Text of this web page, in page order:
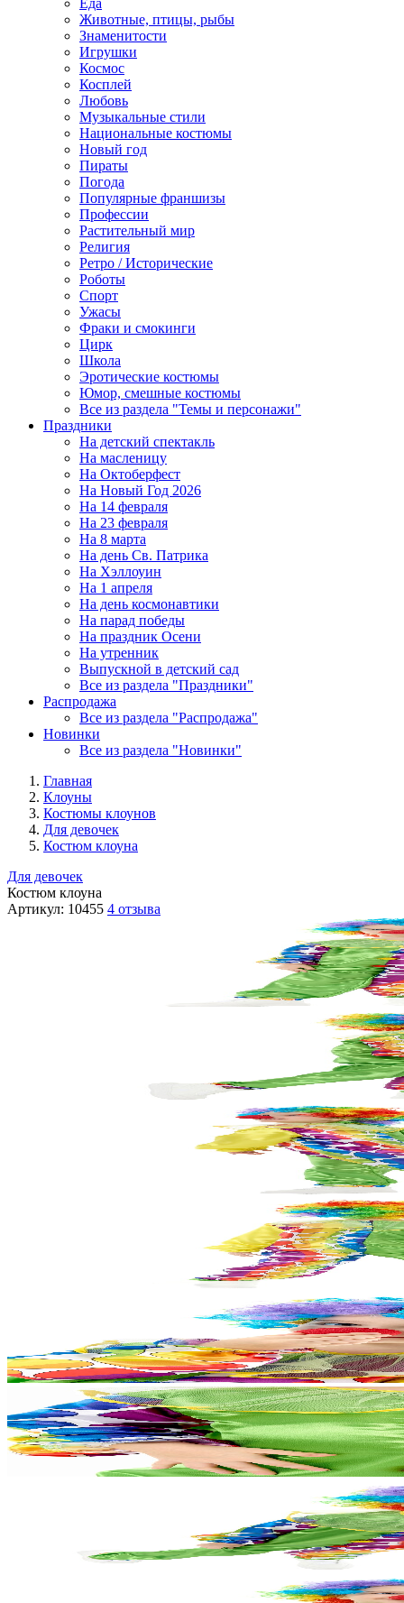
Еда
Животные, птицы, рыбы
Знаменитости
Игрушки
Космос
Косплей
Любовь
Музыкальные стили
Национальные костюмы
Новый год
Пираты
Погода
Популярные франшизы
Профессии
Растительный мир
Религия
Ретро / Исторические
Роботы
Спорт
Ужасы
Фраки и смокинги
Цирк
Школа
Эротические костюмы
Юмор, смешные костюмы
Все из раздела "Темы и персонажи"
Праздники
На детский спектакль
На масленицу
На Октоберфест
На Новый Год 2026
На 14 февраля
На 23 февраля
На 8 марта
На день Св. Патрика
На Хэллоуин
На 1 апреля
На день космонавтики
На парад победы
На праздник Осени
На утренник
Выпускной в детский сад
Все из раздела "Праздники"
Распродажа
Все из раздела "Распродажа"
Новинки
Все из раздела "Новинки"
Главная
Клоуны
Костюмы клоунов
Для девочек
Костюм клоуна
Для девочек
Костюм клоуна
Артикул: 10455 4 отзыва